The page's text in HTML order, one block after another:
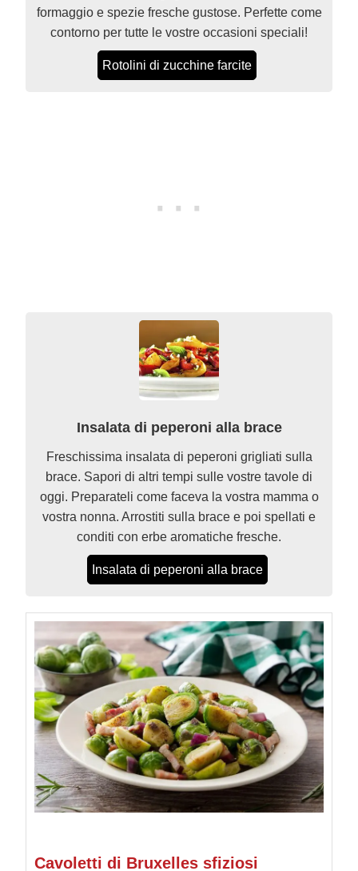
formaggio e spezie fresche gustose. Perfette come
contorno per tutte le vostre occasioni speciali!
Rotolini di zucchine farcite
Insalata di peperoni alla brace
Freschissima insalata di peperoni grigliati sulla
brace. Sapori di altri tempi sulle vostre tavole di
oggi. Preparateli come faceva la vostra mamma o
vostra nonna. Arrostiti sulla brace e poi spellati e
conditi con erbe aromatiche fresche.
Insalata di peperoni alla brace
Cavoletti di Bruxelles sfiziosi